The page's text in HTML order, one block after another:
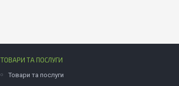
ТОВАРИ ТА ПОСЛУГИ
Товари та послуги